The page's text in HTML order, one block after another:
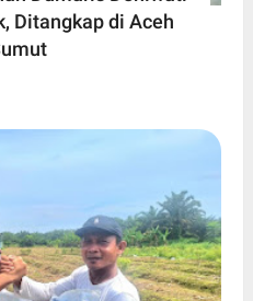
Ditangkap di Aceh